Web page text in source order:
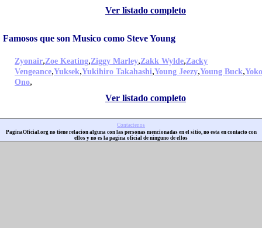
Ver listado completo
Famosos que son Musico como Steve Young
Zyonair,Zoe Keating,Ziggy Marley,Zakk Wylde,Zacky
Vengeance,Yuksek,Yukihiro Takahashi,Young Jeezy,Young Buck,Yoko
Ono,
Ver listado completo
Contactenos
PaginaOficial.org no tiene relacion alguna con las personas mencionadas en el sitio, no esta en contacto con
ellos y no es la pagina oficial de ninguno de ellos